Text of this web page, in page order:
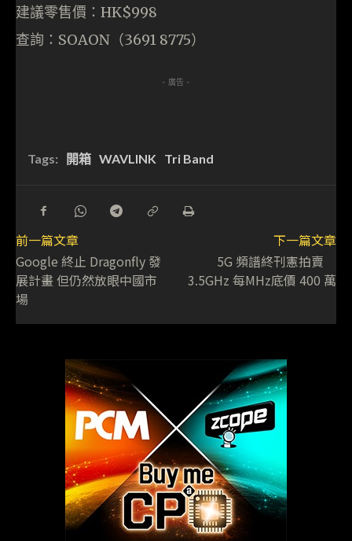
建議零售價：HK$998
查詢：SOAON（3691 8775）
- 廣告 -
Tags: 開箱 WAVLINK Tri Band
前一篇文章
Google 終止 Dragonfly 發
展計畫 但仍然放眼中國市
場
下一篇文章
5G 頻譜終刊憲拍賣
3.5GHz 每MHz底價 400 萬